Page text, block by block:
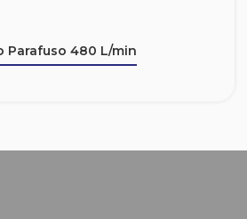
Parafuso 480 L/min